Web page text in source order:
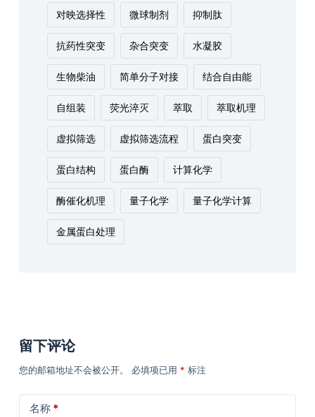
对映选择性 微球制剂 抑制肽
抗药性突变 杂合突变 水凝胶
生物柴油 简单分子对接 结合自由能
自组装 荧光淬灭 萃取 萃取机理
虚拟筛选 虚拟筛选流程 蛋白突变
蛋白结构 蛋白酶 计算化学
酶催化机理 量子化学 量子化学计算
金属蛋白处理
留下评论
您的邮箱地址不会被公开。 必填项已用 * 标注
名称*